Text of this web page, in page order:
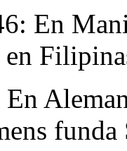
En
En